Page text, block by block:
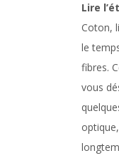
Lire
Coton,
le
fibres.
vous